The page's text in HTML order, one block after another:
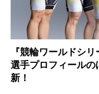
『競輪ワールドシ
選手プロフィール
新！